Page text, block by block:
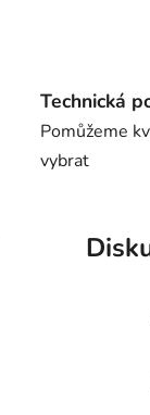
Technická
Pomůžeme
vybrat